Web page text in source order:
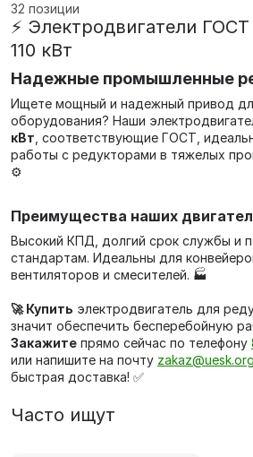
32 позиции
⚡ Электродвигатели
110 кВт
Надежные промышленные
Ищете мощный и надежный привод
оборудования? Наши
кВт , соответствующие ГОСТ,
работы с редукторами в тяжелых
⚙️
Преимущества наших
Высокий КПД, долгий срок службы и
стандартам. Идеальны для
вентиляторов и смесителей. 🏭
🚀 Купить электродвигатель для
значит обеспечить бесперебойную
Закажите прямо сейчас по телефону
или напишите на почту zakaz@uesk.org
быстрая доставка! ✅
Часто ищут